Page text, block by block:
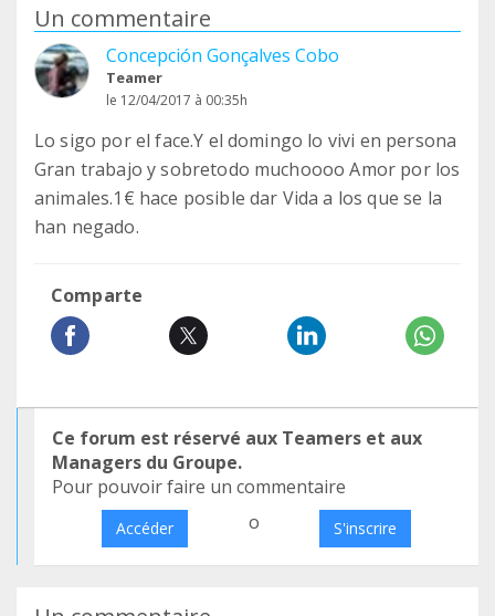
Un commentaire
Concepción Gonçalves Cobo
Teamer
le 12/04/2017 à 00:35h
Lo sigo por el face.Y el domingo lo vivi en persona
Gran trabajo y sobretodo muchoooo Amor por los
animales.1€ hace posible dar Vida a los que se la
han negado.
Comparte
Ce forum est réservé aux Teamers et aux
Managers du Groupe.
Pour pouvoir faire un commentaire
Accéder o S'inscrire